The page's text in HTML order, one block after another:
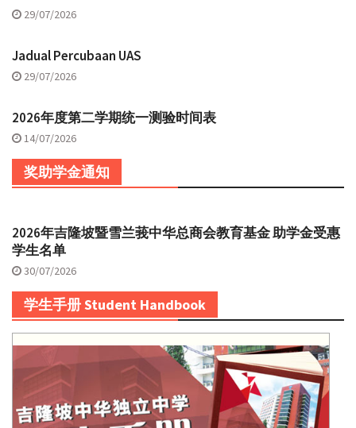
29/07/2026
Jadual Percubaan UAS
29/07/2026
2026年度第二学期统一测验时间表
14/07/2026
奖助学金通知
2026年吉隆坡暨雪兰莪中华总商会教育基金 助学金受惠
学生名单
30/07/2026
学生手册 Student Handbook